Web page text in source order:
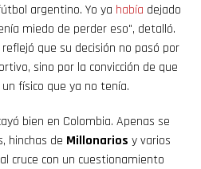
argentino. Yo ya había dejado
miedo de perder eso", detalló.
que su decisión no pasó por
sino por la convicción de que
físico que ya no tenía.
bien en Colombia. Apenas se
hinchas de Millonarios y varios
cruce con un cuestionamiento